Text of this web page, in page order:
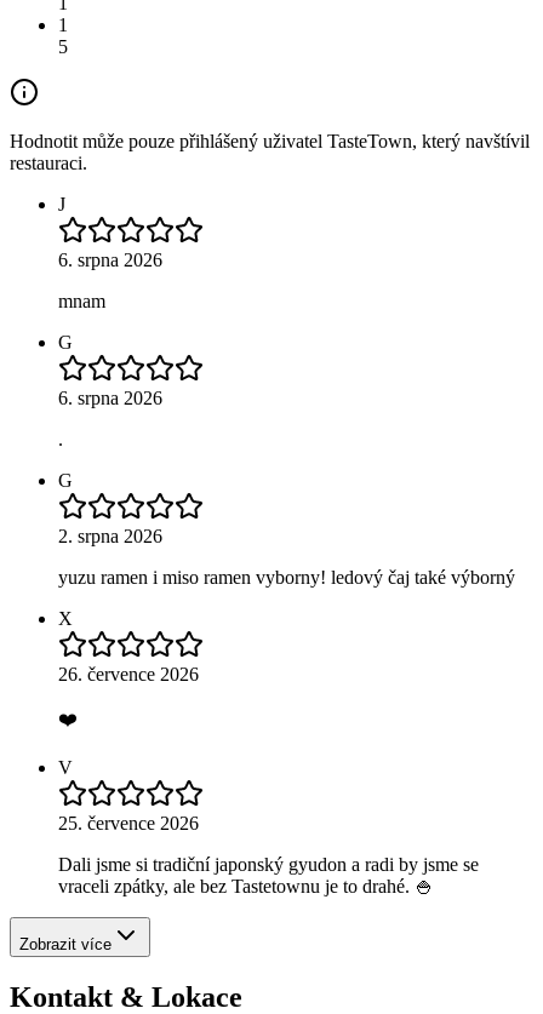
1
5
Hodnotit může pouze přihlášený uživatel TasteTown, který navštívil
restauraci.
J
6. srpna 2026
mnam
G
6. srpna 2026
.
G
2. srpna 2026
yuzu ramen i miso ramen vyborny! ledový čaj také výborný
X
26. července 2026
❤️
V
25. července 2026
Dali jsme si tradiční japonský gyudon a radi by jsme se
vraceli zpátky, ale bez Tastetownu je to drahé. 🍚
Zobrazit více
Kontakt & Lokace